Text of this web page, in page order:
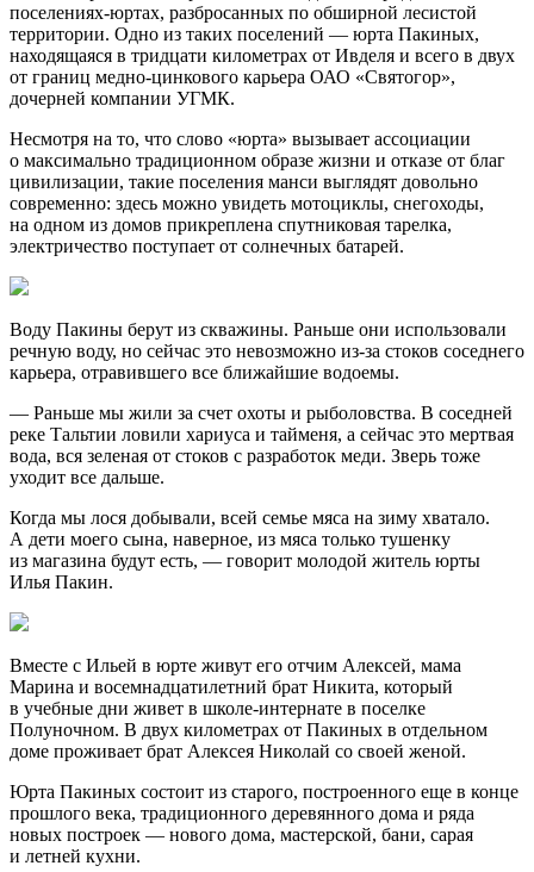
поселениях-юртах, разбросанных по обширной лесистой
территории. Одно из таких поселений — юрта Пакиных,
находящаяся в тридцати километрах от Ивделя и всего в двух
от границ медно-цинкового карьера ОАО «Святогор»,
дочерней компании УГМК.
Несмотря на то, что слово «юрта» вызывает ассоциации
о максимально традиционном образе жизни и отказе от благ
цивилизации, такие поселения манси выглядят довольно
современно: здесь можно увидеть мотоциклы, снегоходы,
на одном из домов прикреплена спутниковая тарелка,
электричество поступает от солнечных батарей.
Воду Пакины берут из скважины. Раньше они использовали
речную воду, но сейчас это невозможно из-за стоков соседнего
карьера, отравившего все ближайшие водоемы.
— Раньше мы жили за счет охоты и рыболовства. В соседней
реке Тальтии ловили хариуса и тайменя, а сейчас это мертвая
вода, вся зеленая от стоков с разработок меди. Зверь тоже
уходит все дальше.
Когда мы лося добывали, всей семье мяса на зиму хватало.
А дети моего сына, наверное, из мяса только тушенку
из магазина будут есть, — говорит молодой житель юрты
Илья Пакин.
Вместе с Ильей в юрте живут его отчим Алексей, мама
Марина и восемнадцатилетний брат Никита, который
в учебные дни живет в школе-интернате в поселке
Полуночном. В двух километрах от Пакиных в отдельном
доме проживает брат Алексея Николай со своей женой.
Юрта Пакиных состоит из старого, построенного еще в конце
прошлого века, традиционного деревянного дома и ряда
новых построек — нового дома, мастерской, бани, сарая
и летней кухни.